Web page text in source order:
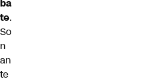
ba
te.
So
n
an
te